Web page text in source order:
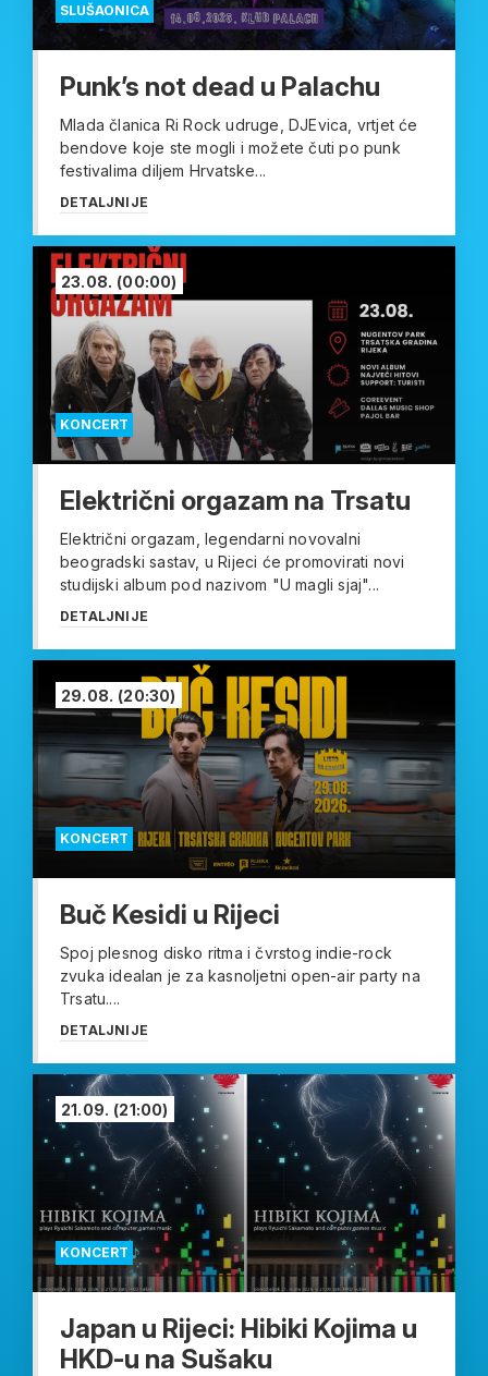
SLUŠAONICA
Punk’s not dead u Palachu
Mlada članica Ri Rock udruge, DJEvica, vrtjet će
bendove koje ste mogli i možete čuti po punk
festivalima diljem Hrvatske...
DETALJNIJE
KONCERT
23.08. (00:00)
Električni orgazam na Trsatu
Električni orgazam, legendarni novovalni
beogradski sastav, u Rijeci će promovirati novi
studijski album pod nazivom "U magli sjaj"...
DETALJNIJE
KONCERT
29.08. (20:30)
Buč Kesidi u Rijeci
Spoj plesnog disko ritma i čvrstog indie-rock
zvuka idealan je za kasnoljetni open-air party na
Trsatu....
DETALJNIJE
KONCERT
21.09. (21:00)
Japan u Rijeci: Hibiki Kojima u
HKD-u na Sušaku